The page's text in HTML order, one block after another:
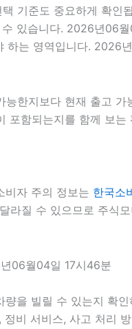
기준도 중요하게 확
있습니다. 2026년06
하는 영역입니다. 2026
한지보다 현재 출고
포함되는지를 함께 보
자 주의 정보는 한국소
라질 수 있으므로 주
06월04일 17시46분
을 빌릴 수 있는지 확
비 서비스, 사고 처리